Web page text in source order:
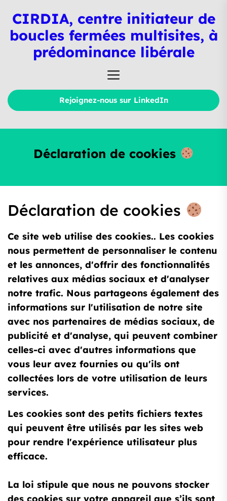
the
content
CIRDIA, centre initiateur de
boucles fermées multisites, à
prédominance libérale
Rejoignez-nous sur LinkedIn
Déclaration de cookies
Déclaration de cookies
Ce site web utilise des cookies.. Les cookies
nous permettent de personnaliser le contenu
et les annonces, d'offrir des fonctionnalités
relatives aux médias sociaux et d'analyser
notre trafic. Nous partageons également des
informations sur l'utilisation de notre site
avec nos partenaires de médias sociaux, de
publicité et d'analyse, qui peuvent combiner
celles-ci avec d'autres informations que
vous leur avez fournies ou qu'ils ont
collectées lors de votre utilisation de leurs
services.
Les cookies sont des petits fichiers textes
qui peuvent être utilisés par les sites web
pour rendre l'expérience utilisateur plus
efficace.
La loi stipule que nous ne pouvons stocker